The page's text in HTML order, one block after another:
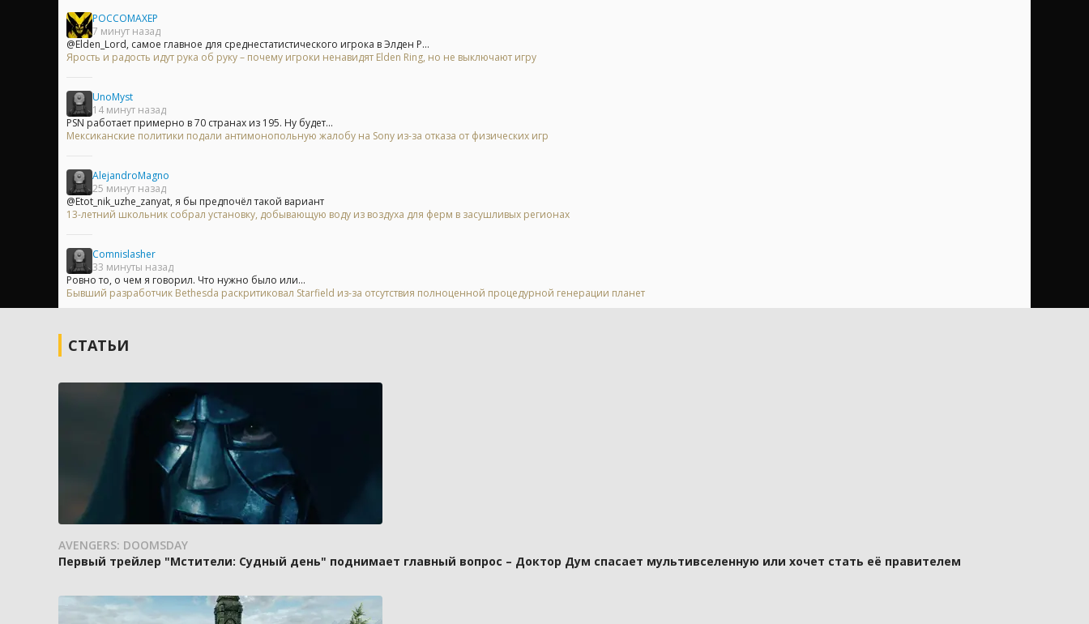
POCCOMAXEP
7 минут назад
@Elden_Lord, самое главное для среднестатистического игрока в Элден Р...
Ярость и радость идут рука об руку – почему игроки ненавидят Elden Ring, но не выключают игру
UnoMyst
14 минут назад
PSN работает примерно в 70 странах из 195. Ну будет...
Мексиканские политики подали антимонопольную жалобу на Sony из-за отказа от физических игр
AlejandroMagno
25 минут назад
@Etot_nik_uzhe_zanyat, я бы предпочёл такой вариант
13-летний школьник собрал установку, добывающую воду из воздуха для ферм в засушливых регионах
Comnislasher
33 минуты назад
Ровно то, о чем я говорил. Что нужно было или...
Бывший разработчик Bethesda раскритиковал Starfield из-за отсутствия полноценной процедурной генерации планет
СТАТЬИ
AVENGERS: DOOMSDAY
Первый трейлер "Мстители: Судный день" поднимает главный вопрос – Доктор Дум спасает мультивселенную или хочет стать её правителем